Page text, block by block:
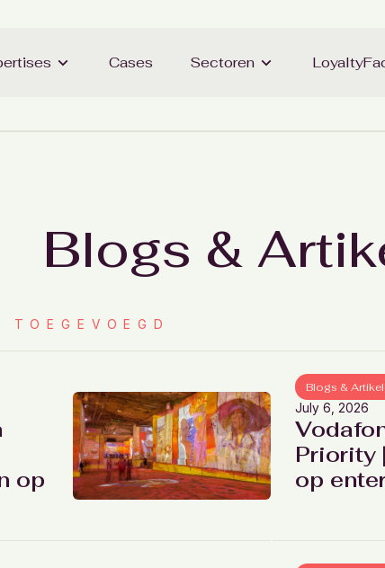
Cases Sectoren
Blogs &
op
Blogs &
July 6, 2026
Priority
op